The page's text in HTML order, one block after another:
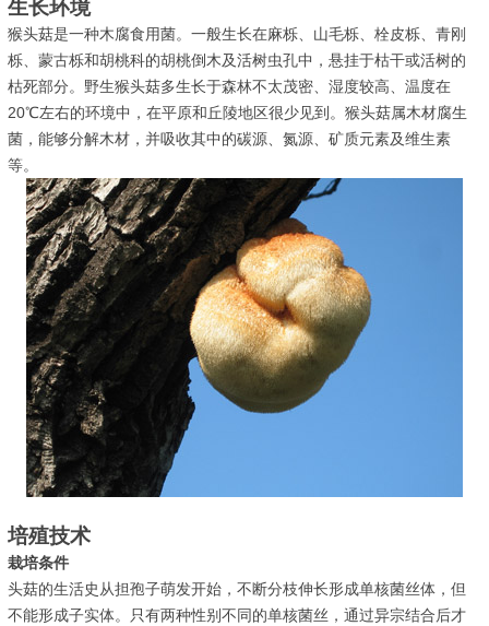
生长环境
猴头菇是一种木腐食用菌。一般生长在麻栎、山毛栎、栓皮栎、青刚
栎、蒙古栎和胡桃科的胡桃倒木及活树虫孔中，悬挂于枯干或活树的
枯死部分。野生猴头菇多生长于森林不太茂密、湿度较高、温度在
20℃左右的环境中，在平原和丘陵地区很少见到。猴头菇属木材腐生
菌，能够分解木材，并吸收其中的碳源、氮源、矿质元素及维生素
等。
培殖技术
栽培条件
头菇的生活史从担孢子萌发开始，不断分枝伸长形成单核菌丝体，但
不能形成子实体。只有两种性别不同的单核菌丝，通过异宗结合后才